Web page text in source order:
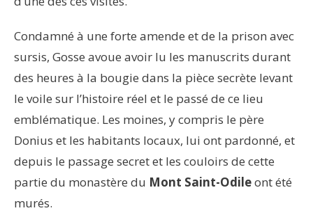
Condamné à une forte amende et de la prison avec
sursis, Gosse avoue avoir lu les manuscrits durant
des heures à la bougie dans la pièce secrète levant
le voile sur l’histoire réel et le passé de ce lieu
emblématique. Les moines, y compris le père
Donius et les habitants locaux, lui ont pardonné, et
depuis le passage secret et les couloirs de cette
partie du monastère du Mont Saint-Odileont été
murés.